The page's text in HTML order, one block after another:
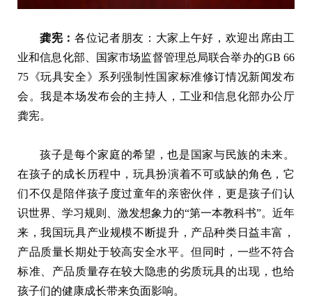
龚宪： 各位记者朋友：大家上午好，欢迎出席由工
业和信息化部、国家市场监督管理总局联合举办的GB 66
75《玩具安全》系列强制性国家标准修订情况新闻发布
会。我是本场发布会的主持人，工业和信息化部办公厅
龚宪。
孩子是每个家庭的希望，也是国家与民族的未来。
在孩子的成长历程中，玩具扮演着不可或缺的角色，它
们不仅是陪伴孩子度过童年的亲密伙伴，更是孩子们认
识世界、学习规则、激发想象力的“第一本教科书”。近年
来，我国玩具产业规模不断提升，产品种类日益丰富，
产品质量长期处于较高安全水平。但同时，一些不符合
标准、产品质量存在较大隐患的劣质玩具的出现，也给
孩子们的健康成长带来负面影响。